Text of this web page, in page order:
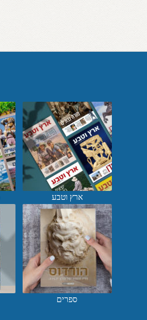
ארץ וטבע
ספרים